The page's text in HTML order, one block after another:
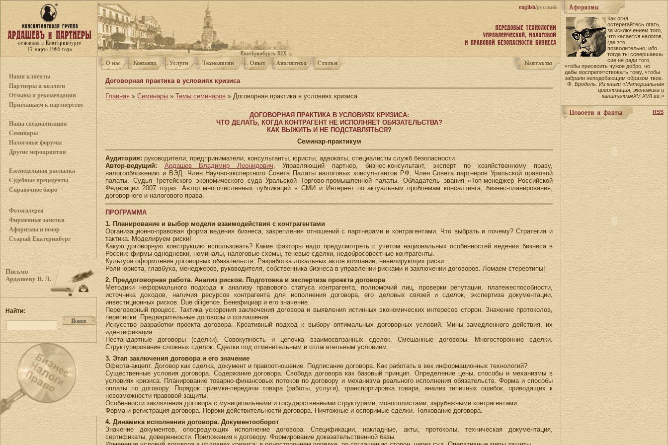
english/русский
Наши клиенты
Партнеры и коллеги
Отзывы и рекомендации
Приглашаем к партнерству
Наша специализация
Семинары
Налоговые форумы
Другие мероприятия
Еженедельная рассылка
Судебные прецеденты
Справочное бюро
Фотогалерея
Фирменные заметки
Афоризмы и юмор
Старый Екатеринбург
Письмо
Ардашеву В. Л.
Найти:
Договорная практика в условиях кризиса
Главная » Семинары» Темы семинаров» Договорная практика в условиях кризиса
ДОГОВОРНАЯ ПРАКТИКА В УСЛОВИЯХ КРИЗИСА:
ЧТО ДЕЛАТЬ, КОГДА КОНТРАГЕНТ НЕ ИСПОЛНЯЕТ ОБЯЗАТЕЛЬСТВА?
КАК ВЫЖИТЬ И НЕ ПОДСТАВЛЯТЬСЯ?
Семинар-практикум
Аудитория: руководители, предприниматели, консультанты, юристы, адвокаты, специалисты служб безопасности
Автор-ведущий:
Ардашев Владимир Леонидович , Управляющий партнер, бизнес-консультант, эксперт по хозяйственному праву,
налогообложению и ВЭД. Член Научно-экспертного Совета Палаты налоговых консультантов РФ, Член Совета партнеров Уральской правовой
палаты. Судья Третейского экономического суда Уральской Торгово-промышленной палаты. Обладатель звания «Топ-менеджер Российской
Федерации 2007 года». Автор многочисленных публикаций в СМИ и Интернет по актуальным проблемам консалтинга, бизнес-планирования,
договорного и налогового права.
ПРОГРАММА
1. Планирование и выбор модели взаимодействия с контрагентами
Организационно-правовая форма ведения бизнеса, закрепления отношений с партнерами и контрагентами. Что выбрать и почему? Стратегия и
тактика. Моделируем риски!
Какую договорную конструкцию использовать? Какие факторы надо предусмотреть с учетом национальных особенностей ведения бизнеса в
России: фирмы-однодневки, номиналы, налоговые схемы, теневые сделки, недобросовестные контрагенты.
Культура оформления договорных обязательств. Разработка локальных актов компании, нивелирующих риски.
Роли юриста, главбуха, менеджеров, руководителя, собственника бизнеса в управлении рисками и заключении договоров. Ломаем стереотипы!
2. Преддоговорная работа. Анализ рисков. Подготовка и экспертиза проекта договора
Методики неформального подхода к анализу правового статуса контрагента, полномочий лиц, проверки репутации, платежеспособности,
источника доходов, наличия ресурсов контрагента для исполнения договора, его деловых связей и сделок, экспертиза документации,
инвестиционных рисков. Due diligence. Бенефициар и его значение.
Переговорный процесс. Тактика ускорения заключения договора и выявления истинных экономических интересов сторон. Значение протоколов,
переписки. Предварительные договоры и соглашения.
Искусство разработки проекта договора. Креативный подход к выбору оптимальных договорных условий. Мины замедленного действия, их
идентификация.
Нестандартные договоры (сделки). Совокупность и цепочка взаимосвязанных сделок. Смешанные договоры. Многосторонние сделки.
Структурирование сложных сделок. Сделки под отменительным и отлагательным условием.
3. Этап заключения договора и его значение
Оферта-акцепт. Договор как сделка, документ и правоотношение. Подписание договора. Как работать в век информационных технологий?
Существенные условия договора. Содержание договора. Свобода договора как базовый принцип. Определение цены, способы и механизмы в
условиях кризиса. Планирование товарно-финансовых потоков по договору и механизма реального исполнения обязательств. Форма и способы
оплаты по договору. Порядок приемки-передачи товара (работы, услуги), транспортировка товара, анализ типичных ошибок, приводящих к
невозможности правовой защиты.
Особенности заключения договора с муниципальными и государственными структурами, монополистами, зарубежными контрагентами.
Форма и регистрация договора. Пороки действительности договора. Ничтожные и оспоримые сделки. Толкование договора.
4. Динамика исполнения договора. Документооборот
Значение документов, опосредующих исполнение договора. Спецификации, накладные, акты, протоколы, техническая документация,
сертификаты, доверенности. Приложения к договору. Формирование доказательственной базы.
Как огня
остерегайтесь лгать,
за исключением того,
что касается налогов,
где это
позволительно, ибо
тогда ты совершаешь
сие не ради того,
чтобы присвоить чужое добро, но
дабы воспрепятствовать тому, чтобы
забрали неподобающим образом твое.
Ф. Бродель. Из книги «Материальная
цивилизация, экономика и
капитализмXV-XVII вв.»
RSS